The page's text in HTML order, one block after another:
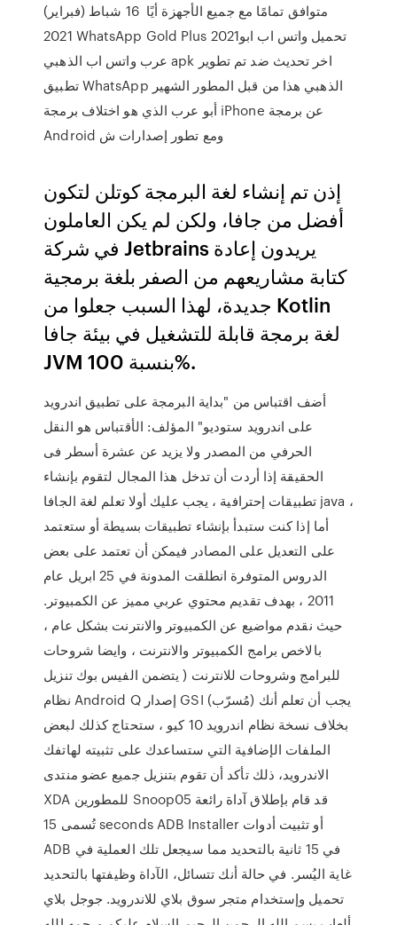
متوافق تمامًا مع جميع الأجهزة أيًا 16 شباط (فبراير)
2021 WhatsApp Gold Plus 2021تحميل واتس اب ابو
عرب واتس اب الذهبي apk اخر تحديث ضد تم تطوير
تطبيق WhatsApp الذهبي هذا من قبل المطور الشهير
أبو عرب الذي هو اختلاف برمجة iPhone عن برمجة
Android ومع تطور إصدارات ش
إذن تم إنشاء لغة البرمجة كوتلن لتكون
أفضل من جافا، ولكن لم يكن العاملون
في شركة Jetbrains يريدون إعادة
كتابة مشاريعهم من الصفر بلغة برمجية
جديدة، لهذا السبب جعلوا من Kotlin
لغة برمجة قابلة للتشغيل في بيئة جافا
JVM بنسبة 100%.
أضف اقتباس من "بداية البرمجة على تطبيق اندرويد
على اندرويد ستوديو" المؤلف: الأقتباس هو النقل
الحرفي من المصدر ولا يزيد عن عشرة أسطر فى
الحقيقة إذا أردت أن تدخل هذا المجال لتقوم بإنشاء
تطبيقات إحترافية ، يجب عليك أولا تعلم لغة الجافا java ،
أما إذا كنت ستبدأ بإنشاء تطبيقات بسيطة أو ستعتمد
على التعديل على المصادر فيمكن أن تعتمد على بعض
الدروس المتوفرة انطلقت المدونة في 25 ابريل عام
2011 ، بهدف تقديم محتوي عربي مميز عن الكمبيوتر.
حيث نقدم مواضيع عن الكمبيوتر والانترنت بشكل عام ،
بالاخص برامج الكمبيوتر والانترنت ، وايضا شروحات
للبرامج وشروحات للانترنت ( يتضمن الفيس بوك تنزيل
نظام Android Q إصدار GSI (مُسرّب) يجب أن تعلم أنك
بخلاف نسخة نظام اندرويد 10 كيو ، ستحتاج كذلك لبعض
الملفات الإضافية التي ستساعدك على تثبيته لهاتفك
الاندرويد، ذلك تأكد أن تقوم بتنزيل جميع عضو منتدى
XDA للمطورين Snoop05 قد قام بإطلاق آداة رائعة
تُسمى 15 seconds ADB Installer أو تثبيت أدوات
ADB في 15 ثانية بالتحديد مما سيجعل تلك العملية في
غاية اليُسر. في حالة أنك تتسائل، الآداة وظيفتها بالتحديد
تحميل وإستخدام متجر سوق بلاي للاندرويد. جوجل بلاي